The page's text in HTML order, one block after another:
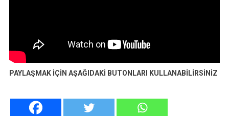
PAYLAŞMAK İÇİN AŞAĞIDAKİ BUTONLARI KULLANABİLİRSİNİZ